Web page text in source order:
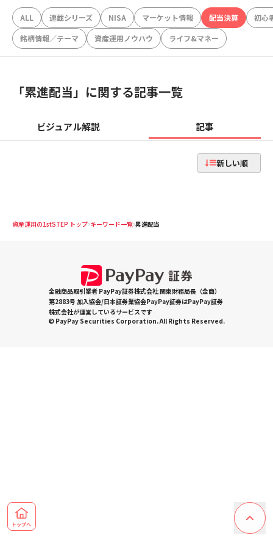
ALL 連載シリーズ NISA マーケット情報 配当決算
初心
銘柄情報／テーマ
資産運用ノウハウ ライフ&マネー
「累進配当」に関する記事一覧
ビジュアル解説 記事
新しい順
資産運用の1stSTEP トップ キーワード一覧 累進配当
金融商品取引業者 PayPay証券株式会社 関東財務局長（金商）
第2883号 加入協会/日本証券業協会PayPay証券はPayPay証券
株式会社が運営しているサービスです
© PayPay Securities Corporation. All Rights Reserved.